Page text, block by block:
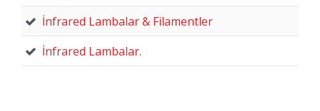
İnfrared Lambalar & Filamentler
İnfrared Lambalar.